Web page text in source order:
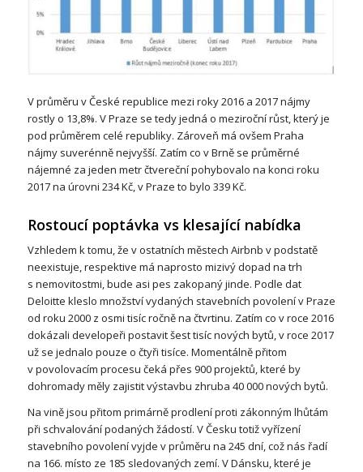
V průměru v České republice mezi roky 2016 a 2017 nájmy
rostly o 13,8%. V Praze se tedy jedná o meziroční růst, který je
pod průměrem celé republiky. Zároveň má ovšem Praha
nájmy suverénně nejvyšší. Zatím co v Brně se průměrné
nájemné za jeden metr čtvereční pohybovalo na konci roku
2017 na úrovni 234 Kč, v Praze to bylo 339 Kč.
Rostoucí poptávka vs klesající nabídka
Vzhledem k tomu, že v ostatních městech Airbnb v podstatě
neexistuje, respektive má naprosto mizivý dopad na trh
s nemovitostmi, bude asi pes zakopaný jinde. Podle dat
Deloitte kleslo množství vydaných stavebních povolení v Praze
od roku 2000 z osmi tisíc ročně na čtvrtinu. Zatím co v roce 2016
dokázali developeři postavit šest tisíc nových bytů, v roce 2017
už se jednalo pouze o čtyři tisíce. Momentálně přitom
v povolovacím procesu čeká přes 900 projektů, které by
dohromady měly zajistit výstavbu zhruba 40 000 nových bytů.
Na vině jsou přitom primárně prodlení proti zákonným lhůtám
při schvalování podaných žádostí. V Česku totiž vyřízení
stavebního povolení vyjde v průměru na 245 dní, což nás řadí
na 166. místo ze 185 sledovaných zemí. V Dánsku, které je